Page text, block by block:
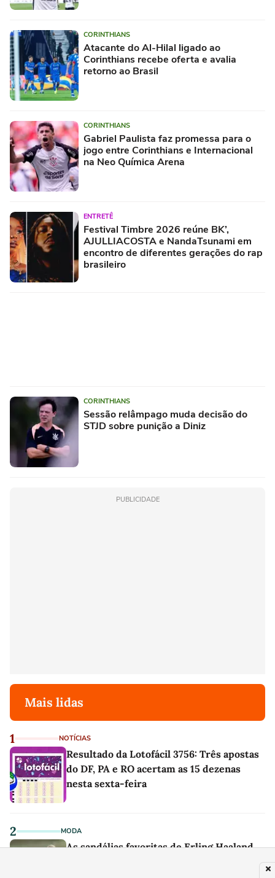
CORINTHIANS
Atacante do Al-Hilal ligado ao
Corinthians recebe oferta e avalia
retorno ao Brasil
CORINTHIANS
Gabriel Paulista faz promessa para o
jogo entre Corinthians e Internacional
na Neo Química Arena
ENTRETÊ
Festival Timbre 2026 reúne BK’,
AJULLIACOSTA e NandaTsunami em
encontro de diferentes gerações do rap
brasileiro
CORINTHIANS
Sessão relâmpago muda decisão do
STJD sobre punição a Diniz
PUBLICIDADE
Mais lidas
1 NOTÍCIAS
Resultado da Lotofácil 3756: Três apostas
do DF, PA e RO acertam as 15 dezenas
nesta sexta-feira
2 MODA
As sandálias favoritas de Erling Haaland